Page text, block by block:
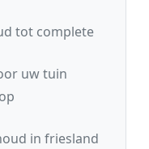
tot complete
uw tuin
in friesland